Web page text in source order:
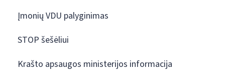
Įmonių VDU palyginimas
STOP šešėliui
Krašto apsaugos ministerijos informacija